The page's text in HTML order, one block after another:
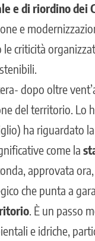
e di riordino dei
e
criticità
dopo oltre
del territorio. Lo
ha riguardato la
come la
approvata
che punta a
. È un passo
e idriche,